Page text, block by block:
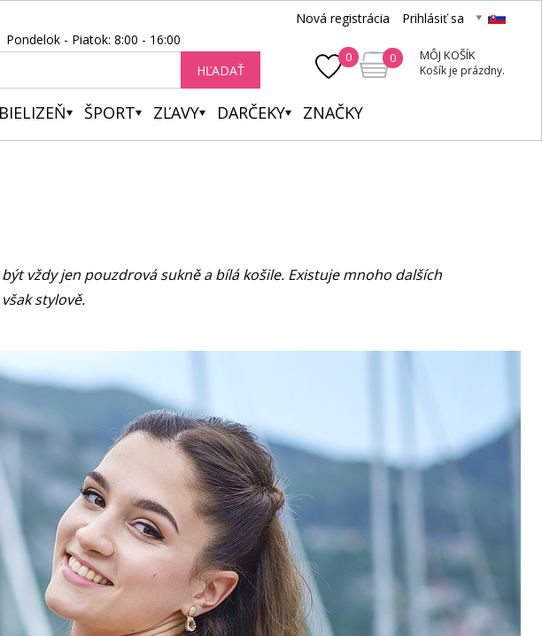
Nová registrácia Prihlásiť sa
0 0 MÔJ KOŠÍK
Košík je prázdny.
Pondelok - Piatok: 8:00 - 16:00
HĽADAŤ
ŠPORT ZĽAVY DARČEKY ZNAČKY
vždy jen pouzdrová sukně a bílá košile. Existuje mnoho dalších
stylově.